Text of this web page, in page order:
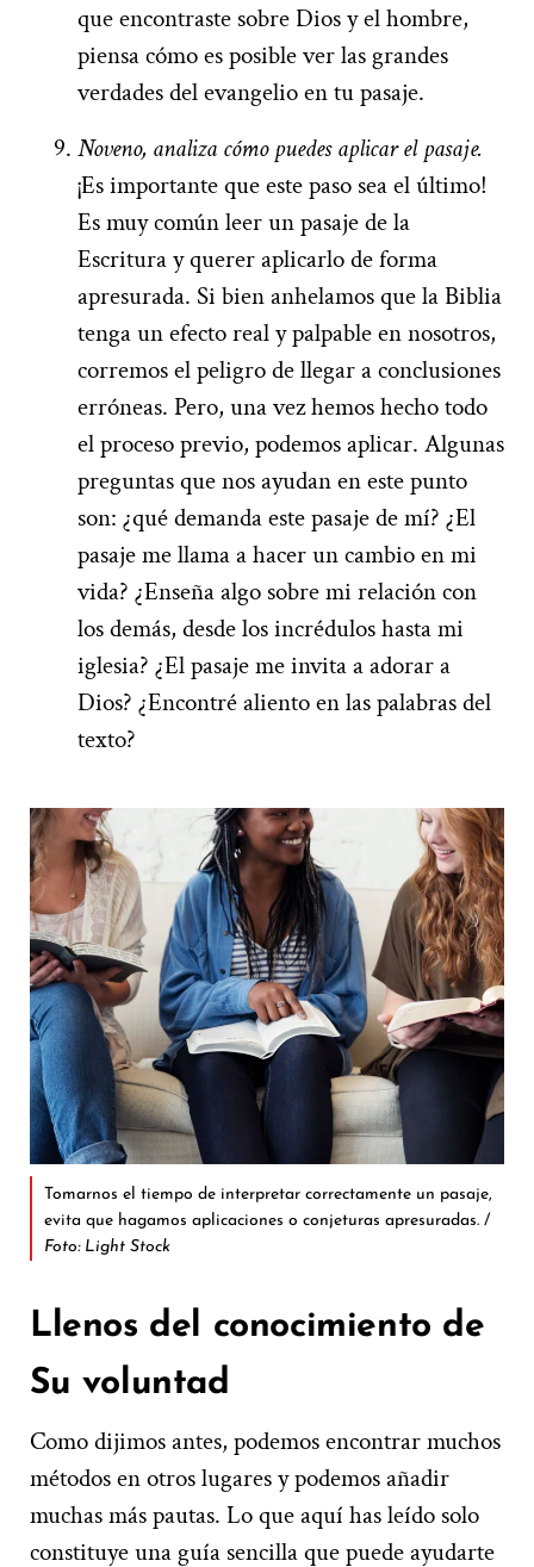
que encontraste sobre Dios y el hombre,
piensa cómo es posible ver las grandes
verdades del evangelio en tu pasaje.
Noveno, analiza cómo puedes aplicar el pasaje.
¡Es importante que este paso sea el último!
Es muy común leer un pasaje de la
Escritura y querer aplicarlo de forma
apresurada. Si bien anhelamos que la Biblia
tenga un efecto real y palpable en nosotros,
corremos el peligro de llegar a conclusiones
erróneas. Pero, una vez hemos hecho todo
el proceso previo, podemos aplicar. Algunas
preguntas que nos ayudan en este punto
son: ¿qué demanda este pasaje de mí? ¿El
pasaje me llama a hacer un cambio en mi
vida? ¿Enseña algo sobre mi relación con
los demás, desde los incrédulos hasta mi
iglesia? ¿El pasaje me invita a adorar a
Dios? ¿Encontré aliento en las palabras del
texto?
Tomarnos el tiempo de interpretar correctamente un pasaje,
evita que hagamos aplicaciones o conjeturas apresuradas. /
Foto: Light Stock
Llenos del conocimiento de
Su voluntad
Como dijimos antes, podemos encontrar muchos
métodos en otros lugares y podemos añadir
muchas más pautas. Lo que aquí has leído solo
constituye una guía sencilla que puede ayudarte